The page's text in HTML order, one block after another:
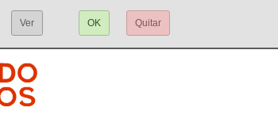
Ver OK Quitar